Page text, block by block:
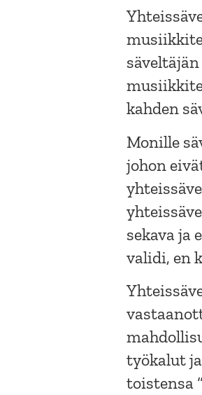
kahden
Monille
johon
sekava ja
validi, en
työkalut
toistensa